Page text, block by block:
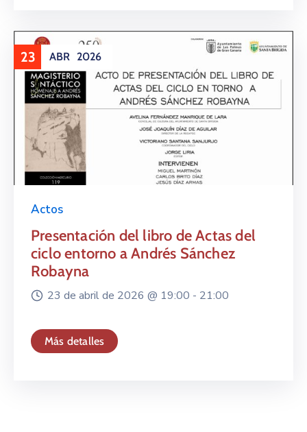
23 ABR 2026
Actos
Presentación del libro de Actas del
ciclo entorno a Andrés Sánchez
Robayna
23 de abril de 2026 @ 19:00 - 21:00
Más detalles